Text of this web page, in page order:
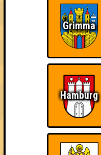
1. Die 7 ???????
16
2. Drive-by-Bukake (Olaf)
15
3. Stammwürze
Grimma
Hamburg